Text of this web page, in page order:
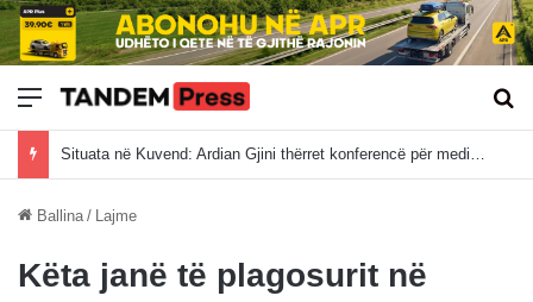
Meny
Situata në Kuvend: Ardian Gjini thërret konferencë për media në orën 17:00
Ballina / Lajme
Këta janë të plagosurit në